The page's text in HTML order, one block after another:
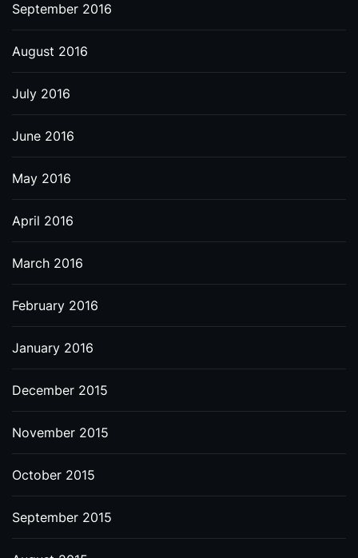
September 2016
August 2016
July 2016
June 2016
May 2016
April 2016
March 2016
February 2016
January 2016
December 2015
November 2015
October 2015
September 2015